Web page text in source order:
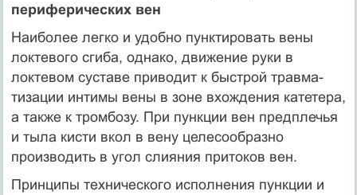
периферических вен
Наиболее легко и удобно пунктировать вены
локтевого сгиба, од­нако, движение руки в
локтевом суставе приводит к быстрой травма-
тизации интимы вены в зоне вхождения катетера,
а также к тромбозу. При пункции вен предплечья
и тыла кисти вкол в вену целесообразно
производить в угол слияния притоков вен.
Принципы технического исполнения пункции и